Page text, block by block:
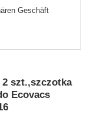
Geschäft
szt.,szczotka
Ecovacs